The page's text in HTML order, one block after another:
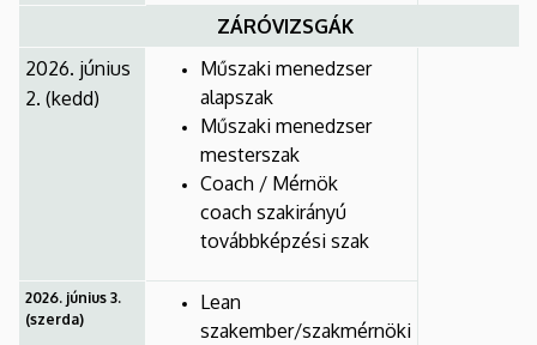
ZÁRÓVIZSGÁK
2026. június
2. (kedd)
Műszaki menedzser
alapszak
Műszaki menedzser
mesterszak
Coach / Mérnök
coach szakirányú
továbbképzési szak
2026. június 3.
(szerda)
Lean
szakember/szakmérnöki